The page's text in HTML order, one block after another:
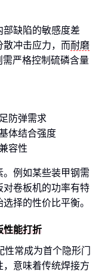
缺陷的敏感度差
散冲击应力，而耐磨
严格控制硫磷含量
防弹需求
体结合强度
容性
例如某些装甲钢需
对卷板机的功率有特
择的性价比平衡。
性能打折
常成为首个隐形门
意味着传统焊接方